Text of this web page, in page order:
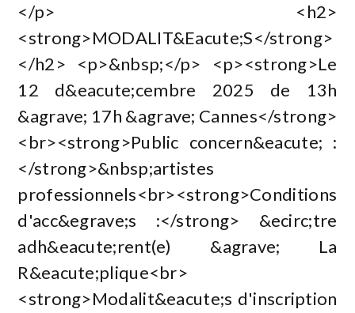
</p> <h2>
<strong>MODALIT&Eacute;S</strong>
</h2> <p>&nbsp;</p> <p><strong>Le
12 d&eacute;cembre 2025 de 13h
&agrave; 17h &agrave; Cannes</strong>
<br><strong>Public concern&eacute; :
</strong>&nbsp;artistes
professionnels<br><strong>Conditions
d'acc&egrave;s :</strong> &ecirc;tre
adh&eacute;rent(e) &agrave; La
R&eacute;plique<br>
<strong>Modalit&eacute;s d'inscription